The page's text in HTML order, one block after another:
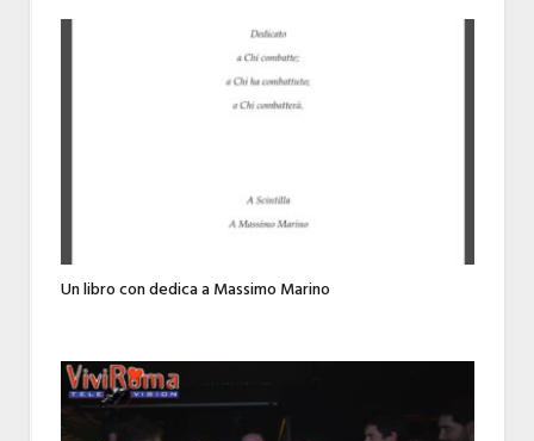
Un libro con dedica a Massimo Marino